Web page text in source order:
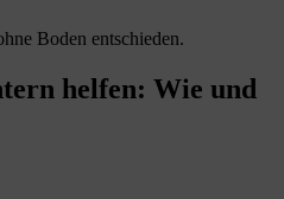
Boden entschieden.
helfen: Wie und